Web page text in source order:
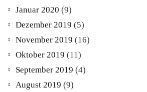
Januar 2020 (9)
Dezember 2019 (5)
November 2019 (16)
Oktober 2019 (11)
September 2019 (4)
August 2019 (9)